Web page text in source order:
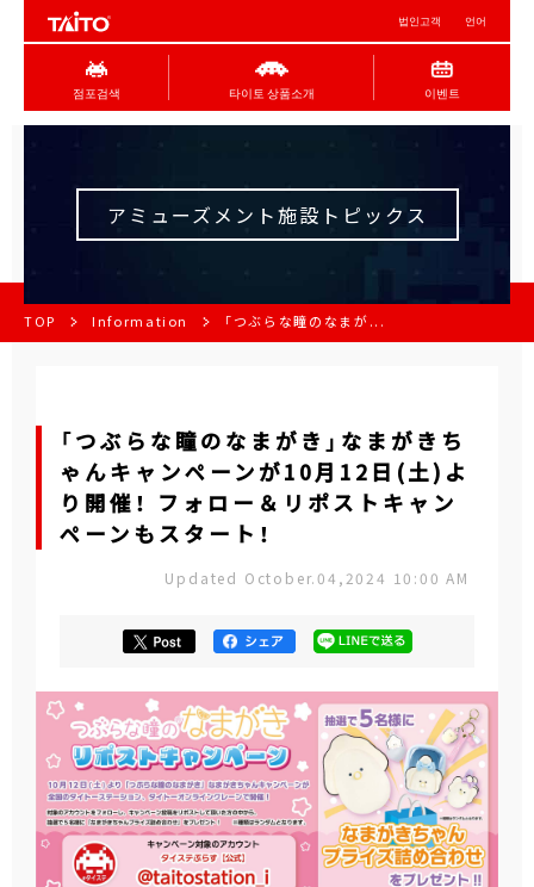
법인고객 언어
점포검색 타이토 상품소개 이벤트
アミューズメント施設トピックス
TOP Information 「つぶらな瞳のなまが...
「つぶらな瞳のなまがき」なまがきち
ゃんキャンペーンが10月12日(土)よ
り開催！ フォロー＆リポストキャン
ペーンもスタート！
Updated October.04,2024 10:00 AM